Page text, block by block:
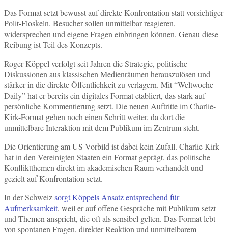
Das Format setzt bewusst auf direkte Konfrontation statt vorsichtiger
Polit-Floskeln. Besucher sollen unmittelbar reagieren,
widersprechen und eigene Fragen einbringen können. Genau diese
Reibung ist Teil des Konzepts.
Roger Köppel verfolgt seit Jahren die Strategie, politische
Diskussionen aus klassischen Medienräumen herauszulösen und
stärker in die direkte Öffentlichkeit zu verlagern. Mit “Weltwoche
Daily” hat er bereits ein digitales Format etabliert, das stark auf
persönliche Kommentierung setzt. Die neuen Auftritte im Charlie-
Kirk-Format gehen noch einen Schritt weiter, da dort die
unmittelbare Interaktion mit dem Publikum im Zentrum steht.
Die Orientierung am US-Vorbild ist dabei kein Zufall. Charlie Kirk
hat in den Vereinigten Staaten ein Format geprägt, das politische
Konfliktthemen direkt im akademischen Raum verhandelt und
gezielt auf Konfrontation setzt.
In der Schweizsorgt Köppels Ansatz entsprechend für
Aufmerksamkeit, weil er auf offene Gespräche mit Publikum setzt
und Themen anspricht, die oft als sensibel gelten. Das Format lebt
von spontanen Fragen, direkter Reaktion und unmittelbarem